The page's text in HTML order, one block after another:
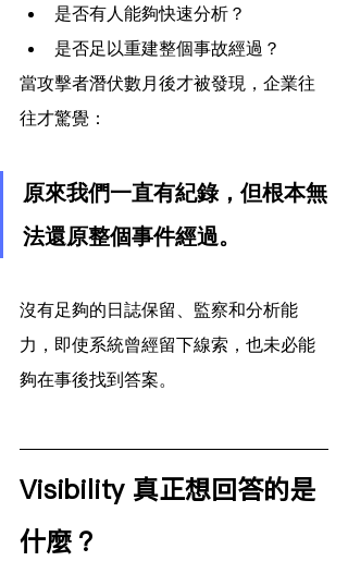
是否有人能夠快速分析？
是否足以重建整個事故經過？
當攻擊者潛伏數月後才被發現，企業往
往才驚覺：
原來我們一直有紀錄，但根本無
法還原整個事件經過。
沒有足夠的日誌保留、監察和分析能
力，即使系統曾經留下線索，也未必能
夠在事後找到答案。
Visibility 真正想回答的是
什麼？